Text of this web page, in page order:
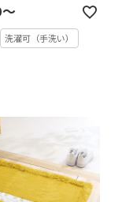
マット
洗濯可（手洗い）